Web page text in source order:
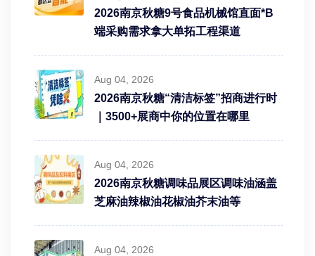
2026南京秋糖9号食品机械馆直面*B
端采购需求拿大单拓工程渠道
Aug 04, 2026
2026南京秋糖“清洁标签”招商进行时
｜3500+展商中你的位置在哪里
Aug 04, 2026
2026南京秋糖调味品展区调味油涵盖
芝麻油辣椒油花椒油芥末油等
Aug 04, 2026